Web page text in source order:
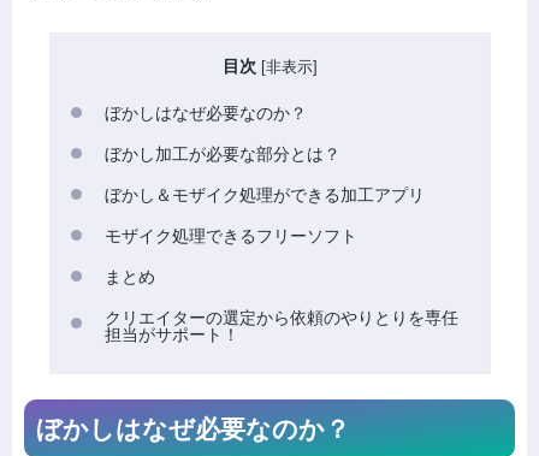
目次 [非表示]
ぼかしはなぜ必要なのか？
ぼかし加工が必要な部分とは？
ぼかし＆モザイク処理ができる加工アプリ
モザイク処理できるフリーソフト
まとめ
クリエイターの選定から依頼のやりとりを専任
担当がサポート！
ぼかしはなぜ必要なのか？